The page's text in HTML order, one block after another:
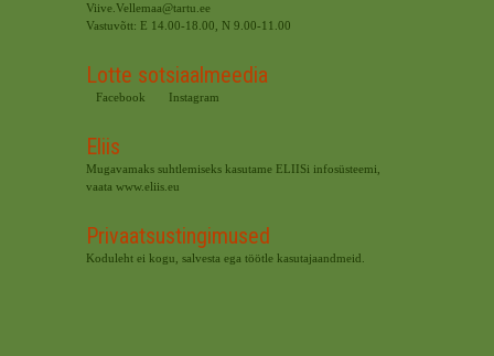
Viive.Vellemaa@tartu.ee
Vastuvõtt: E 14.00-18.00, N 9.00-11.00
Lotte sotsiaalmeedia
Facebook Instagram
Eliis
Mugavamaks suhtlemiseks kasutame ELIISi infosüsteemi,
vaata www.eliis.eu
Privaatsustingimused
Koduleht ei kogu, salvesta ega töötle kasutajaandmeid.